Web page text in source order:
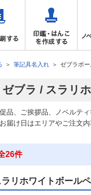
筆記具名入れ ゼブラボ
ゼブラ / スラリ
品、ご挨拶品、ノベルテ
届け日はエリアやご注文
26件
ラリホワイトボール